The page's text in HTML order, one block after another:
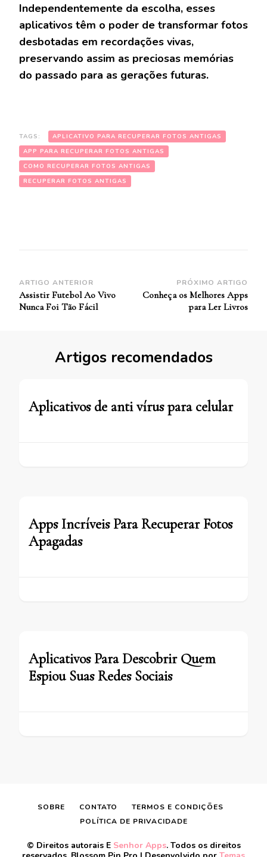
Independentemente da escolha, esses
aplicativos têm o poder de transformar fotos
desbotadas em recordações vivas,
preservando assim as preciosas memórias
do passado para as gerações futuras.
TAGS:
APLICATIVO PARA RECUPERAR FOTOS ANTIGAS
APP PARA RECUPERAR FOTOS ANTIGAS
COMO RECUPERAR FOTOS ANTIGAS
RECUPERAR FOTOS ANTIGAS
Navegação
de
ARTIGO ANTERIOR
Assistir Futebol Ao Vivo
Nunca Foi Tão Fácil
PRÓXIMO ARTIGO
Conheça os Melhores Apps
para Ler Livros
Artigos recomendados
Aplicativos de anti vírus para celular
Apps Incríveis Para Recuperar Fotos
Apagadas
Aplicativos Para Descobrir Quem
Espiou Suas Redes Sociais
© Direitos autorais E Senhor Apps. Todos os direitos
SOBRE CONTATO
TERMOS E CONDIÇÕES
POLÍTICA DE PRIVACIDADE